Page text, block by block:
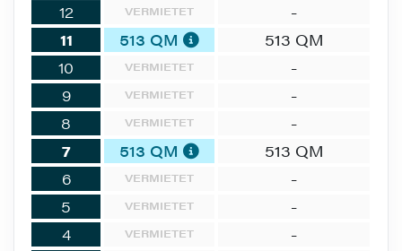
12
VERMIETET
-
11
513 QM
513 QM
10
VERMIETET
-
9
VERMIETET
-
8
VERMIETET
-
7
513 QM
513 QM
6
VERMIETET
-
5
VERMIETET
-
4
VERMIETET -